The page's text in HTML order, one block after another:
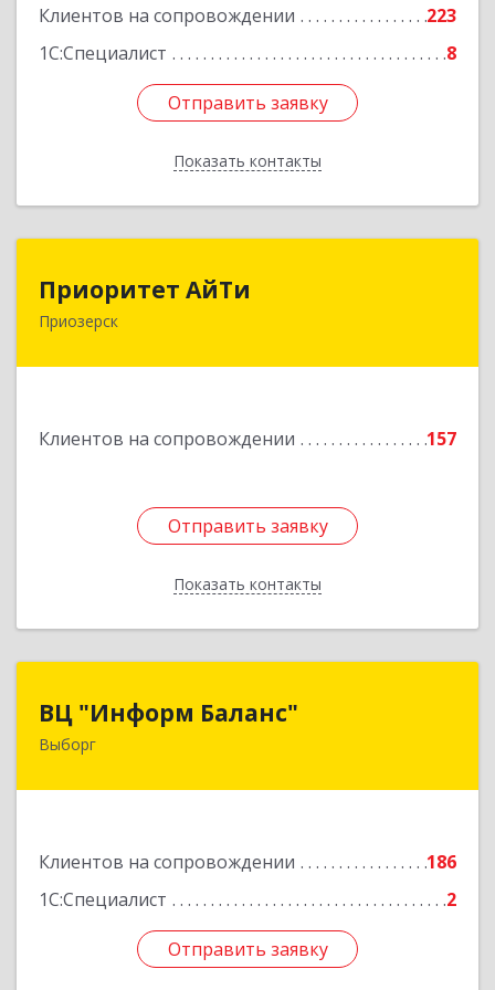
Клиентов на сопровождении
223
1С:Специалист
8
Отправить заявку
Показать контакты
Отправить заявку
Назад
Приоритет АйТи
Приозерск
Клиентов на сопровождении 157
Отправить заявку
Показать контакты
188760, Ленинградская обл, Приозерский р-н,
Подробнее
Отправить заявку
Назад
ВЦ "Информ Баланс"
Выборг
Клиентов на сопровождении
186
1С:Специалист
2
Отправить заявку
188800, Ленинградская обл, Выборгский р-н,
Отправить заявку